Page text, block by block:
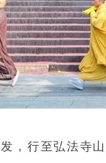
，行至弘法寺